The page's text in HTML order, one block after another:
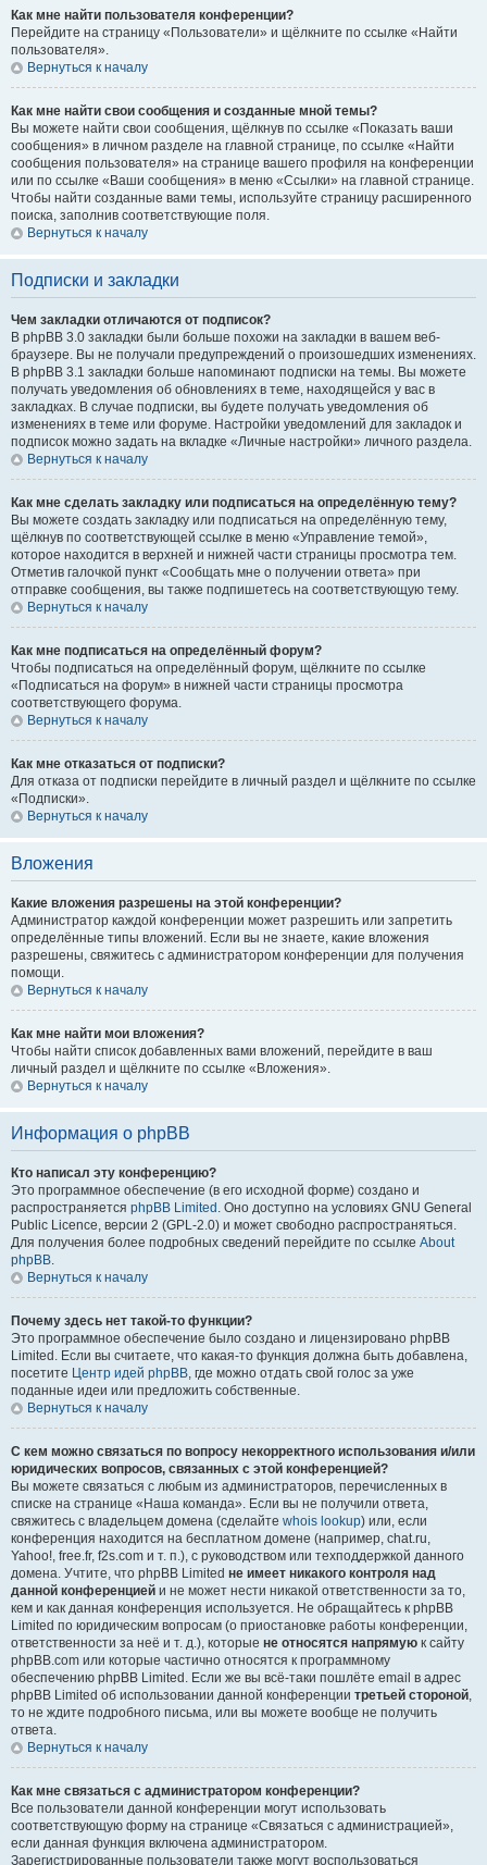
Как мне найти пользователя конференции?
Перейдите на страницу «Пользователи» и щёлкните по ссылке «Найти
пользователя».
Вернуться к началу
Как мне найти свои сообщения и созданные мной темы?
Вы можете найти свои сообщения, щёлкнув по ссылке «Показать ваши
сообщения» в личном разделе на главной странице, по ссылке «Найти
сообщения пользователя» на странице вашего профиля на конференции
или по ссылке «Ваши сообщения» в меню «Ссылки» на главной странице.
Чтобы найти созданные вами темы, используйте страницу расширенного
поиска, заполнив соответствующие поля.
Вернуться к началу
Подписки и закладки
Чем закладки отличаются от подписок?
В phpBB 3.0 закладки были больше похожи на закладки в вашем веб-
браузере. Вы не получали предупреждений о произошедших изменениях.
В phpBB 3.1 закладки больше напоминают подписки на темы. Вы можете
получать уведомления об обновлениях в теме, находящейся у вас в
закладках. В случае подписки, вы будете получать уведомления об
изменениях в теме или форуме. Настройки уведомлений для закладок и
подписок можно задать на вкладке «Личные настройки» личного раздела.
Вернуться к началу
Как мне сделать закладку или подписаться на определённую тему?
Вы можете создать закладку или подписаться на определённую тему,
щёлкнув по соответствующей ссылке в меню «Управление темой»,
которое находится в верхней и нижней части страницы просмотра тем.
Отметив галочкой пункт «Сообщать мне о получении ответа» при
отправке сообщения, вы также подпишетесь на соответствующую тему.
Вернуться к началу
Как мне подписаться на определённый форум?
Чтобы подписаться на определённый форум, щёлкните по ссылке
«Подписаться на форум» в нижней части страницы просмотра
соответствующего форума.
Вернуться к началу
Как мне отказаться от подписки?
Для отказа от подписки перейдите в личный раздел и щёлкните по ссылке
«Подписки».
Вернуться к началу
Вложения
Какие вложения разрешены на этой конференции?
Администратор каждой конференции может разрешить или запретить
определённые типы вложений. Если вы не знаете, какие вложения
разрешены, свяжитесь с администратором конференции для получения
помощи.
Вернуться к началу
Как мне найти мои вложения?
Чтобы найти список добавленных вами вложений, перейдите в ваш
личный раздел и щёлкните по ссылке «Вложения».
Вернуться к началу
Информация о phpBB
Кто написал эту конференцию?
Это программное обеспечение (в его исходной форме) создано и
распространяется phpBB Limited . Оно доступно на условиях GNU General
Public Licence, версии 2 (GPL-2.0) и может свободно распространяться.
Для получения более подробных сведений перейдите по ссылке About
phpBB.
Вернуться к началу
Почему здесь нет такой-то функции?
Это программное обеспечение было создано и лицензировано phpBB
Limited. Если вы считаете, что какая-то функция должна быть добавлена,
посетите Центр идей phpBB, где можно отдать свой голос за уже
поданные идеи или предложить собственные.
Вернуться к началу
С кем можно связаться по вопросу некорректного использования и/или
юридических вопросов, связанных с этой конференцией?
Вы можете связаться с любым из администраторов, перечисленных в
списке на странице «Наша команда». Если вы не получили ответа,
свяжитесь с владельцем домена (сделайте whois lookup) или, если
конференция находится на бесплатном домене (например, chat.ru,
Yahoo!, free.fr, f2s.com и т. п.), с руководством или техподдержкой данного
домена. Учтите, что phpBB Limited не имеет никакого контроля над
данной конференцией и не может нести никакой ответственности за то,
кем и как данная конференция используется. Не обращайтесь к phpBB
Limited по юридическим вопросам (о приостановке работы конференции,
ответственности за неё и т. д.), которые не относятся напрямую к сайту
phpBB.com или которые частично относятся к программному
обеспечению phpBB Limited. Если же вы всё-таки пошлёте email в адрес
phpBB Limited об использовании данной конференции третьей стороной,
то не ждите подробного письма, или вы можете вообще не получить
ответа.
Вернуться к началу
Как мне связаться с администратором конференции?
Все пользователи данной конференции могут использовать
соответствующую форму на странице «Связаться с администрацией»,
если данная функция включена администратором.
Зарегистрированные пользователи также могут воспользоваться